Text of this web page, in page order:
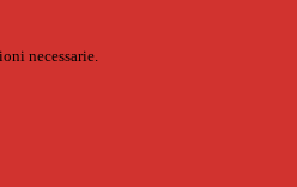
necessarie.